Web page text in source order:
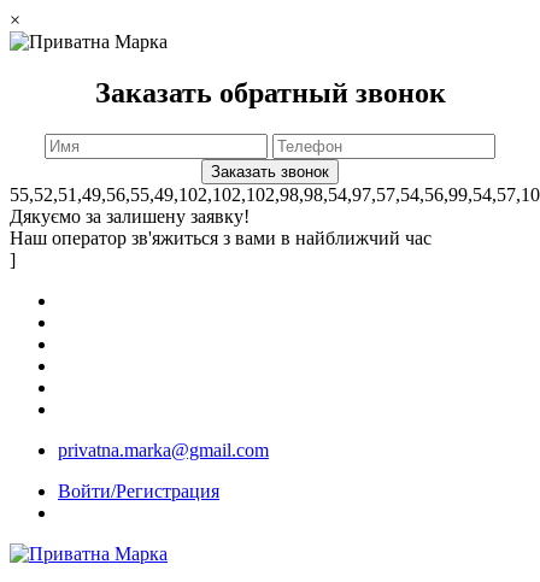
×
Заказать обратный звонок
Дякуємо за залишену заявку!
Наш оператор зв'яжиться з вами в найближчий час
]
privatna.marka@gmail.com
Войти/Регистрация